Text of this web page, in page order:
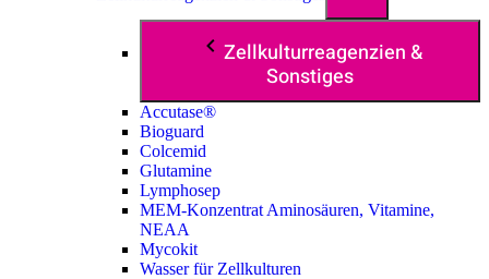
Zellkulturreagenzien &
Sonstiges
Accutase®
Bioguard
Colcemid
Glutamine
Lymphosep
MEM-Konzentrat Aminosäuren, Vitamine,
NEAA
Mycokit
Wasser für Zellkulturen